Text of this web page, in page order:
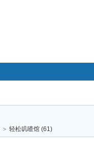
> 轻松叽喳馆 (61)